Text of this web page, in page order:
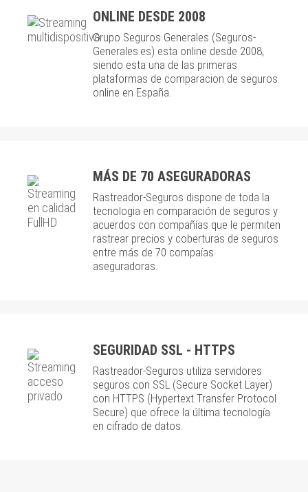
ONLINE DESDE 2008
Grupo Seguros Generales (Seguros-
Generales.es) esta online desde 2008,
siendo esta una de las primeras
plataformas de comparacion de seguros
online en España.
MÁS DE 70 ASEGURADORAS
Rastreador-Seguros dispone de toda la
tecnologia en comparación de seguros y
acuerdos con compañías que le permiten
rastrear precios y coberturas de seguros
entre más de 70 compaías
aseguradoras.
SEGURIDAD SSL - HTTPS
Rastreador-Seguros utiliza servidores
seguros con SSL (Secure Socket Layer)
con HTTPS (Hypertext Transfer Protocol
Secure) que ofrece la última tecnología
en cifrado de datos.